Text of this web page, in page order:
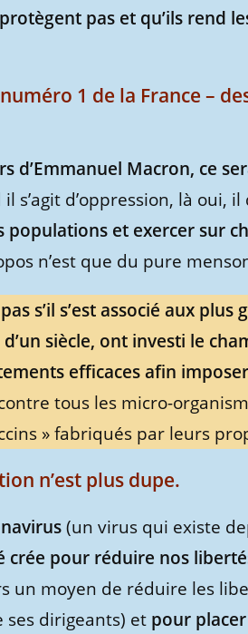
pas et qu’ils rend
1 de la France –
d’Emmanuel Macron, ce
s’agit d’oppression, là oui,
populations et exercer sur
n’est que du pure
s’il s’est associé aux
siècle, ont investi le
efficaces afin
tous les micro-
» fabriqués par leurs
n’est plus dupe.
(un virus qui existe
crée pour réduire nos
un moyen de réduire les
dirigeants) et pour